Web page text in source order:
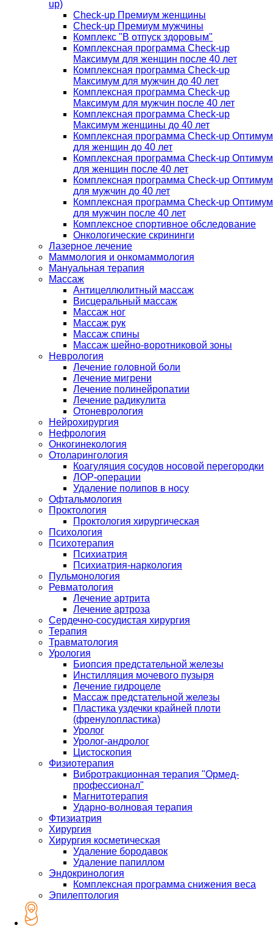
up)
Check-up Премиум женщины
Check-up Премиум мужчины
Комплекс "В отпуск здоровым"
Комплексная программа Check-up
Максимум для женщин после 40 лет
Комплексная программа Check-up
Максимум для мужчин до 40 лет
Комплексная программа Check-up
Максимум для мужчин после 40 лет
Комплексная программа Check-up
Максимум женщины до 40 лет
Комплексная программа Check-up Оптимум
для женщин до 40 лет
Комплексная программа Check-up Оптимум
для женщин после 40 лет
Комплексная программа Check-up Оптимум
для мужчин до 40 лет
Комплексная программа Check-up Оптимум
для мужчин после 40 лет
Комплексное спортивное обследование
Онкологические скрининги
Лазерное лечение
Маммология и онкомаммология
Мануальная терапия
Массаж
Антицеллюлитный массаж
Висцеральный массаж
Массаж ног
Массаж рук
Массаж спины
Массаж шейно-воротниковой зоны
Неврология
Лечение головной боли
Лечение мигрени
Лечение полинейропатии
Лечение радикулита
Отоневрология
Нейрохирургия
Нефрология
Онкогинекология
Отоларингология
Коагуляция сосудов носовой перегородки
ЛОР-операции
Удаление полипов в носу
Офтальмология
Проктология
Проктология хирургическая
Психология
Психотерапия
Психиатрия
Психиатрия-наркология
Пульмонология
Ревматология
Лечение артрита
Лечение артроза
Сердечно-сосудистая хирургия
Терапия
Травматология
Урология
Биопсия предстательной железы
Инстилляция мочевого пузыря
Лечение гидроцеле
Массаж предстательной железы
Пластика уздечки крайней плоти
(френулопластика)
Уролог
Уролог-андролог
Цистоскопия
Физиотерапия
Вибротракционная терапия "Ормед-
профессионал"
Магнитотерапия
Ударно-волновая терапия
Фтизиатрия
Хирургия
Хирургия косметическая
Удаление бородавок
Удаление папиллом
Эндокринология
Комплексная программа снижения веса
Эпилептология